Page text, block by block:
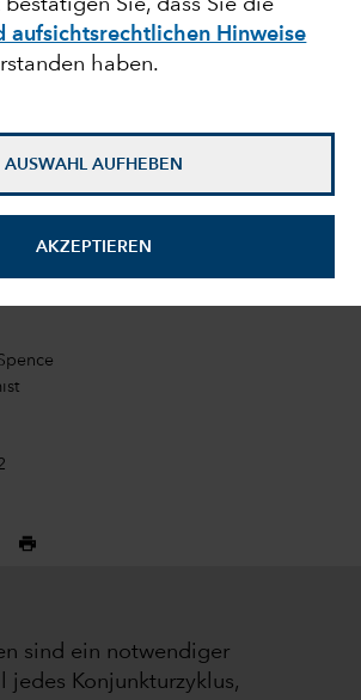
Sie, dass Sie die
aufsichtsrechtlichen Hinweise
haben.
AUSWAHL AUFHEBEN
AKZEPTIEREN
Lehren aus
und
sind ein notwendiger
jedes Konjunkturzyklus,